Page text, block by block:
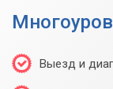
Выезд и